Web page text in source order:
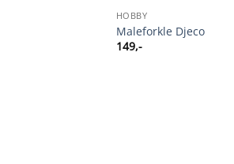
HOBBY
Maleforkle Djeco
149,-